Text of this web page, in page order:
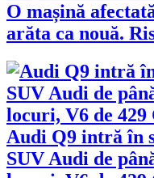
O mașină
arăta ca nouă.
Audi Q9 intră în
SUV Audi de